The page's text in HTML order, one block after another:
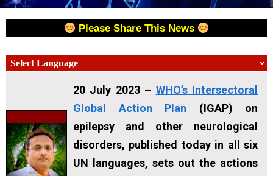
Please Share This News
20 July 2023 – WHO’s Intersectoral
Global Action Plan (IGAP) on
epilepsy and other neurological
disorders, published today in all six
UN languages, sets out the actions